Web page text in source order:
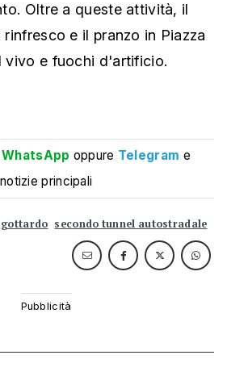
Oltre a queste attività, il
e il pranzo in Piazza
vivo e fuochi d'artificio.
WhatsApp oppure Telegram e
principali
gottardo secondo tunnel autostradale